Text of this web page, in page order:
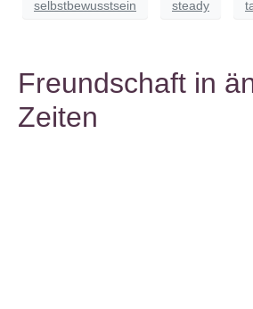
selbstbewusstsein steady
Freundschaft in
Zeiten